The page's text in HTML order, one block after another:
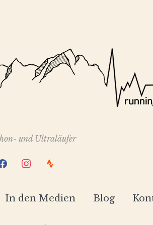
und Ultraläufer
instagram
strava
In den Medien Blog